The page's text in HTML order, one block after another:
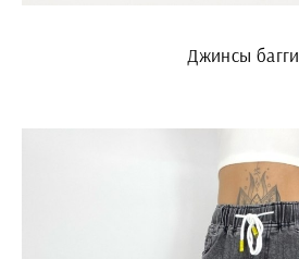
Джинсы багги